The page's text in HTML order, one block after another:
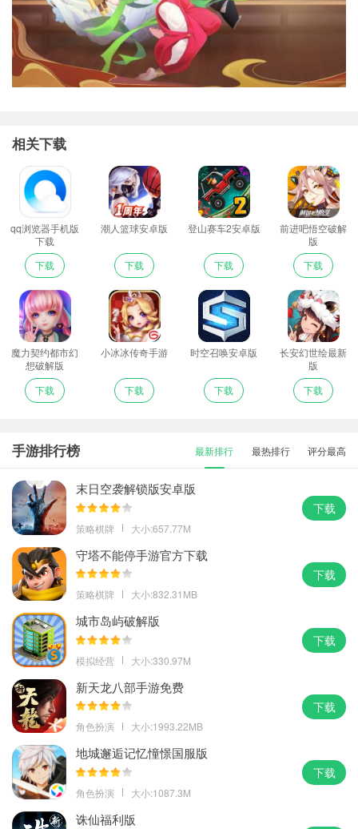
相关下载
qq浏览器手机版
下载
下载
潮人篮球安卓版
下载
登山赛车2安卓版
下载
前进吧悟空破解
版
下载
魔力契约都市幻
想破解版
下载
小冰冰传奇手游
下载
时空召唤安卓版
下载
长安幻世绘最新
版
下载
手游排行榜 最新排行 最热排行 评分最高
末日空袭解锁版安卓版
策略棋牌 大小:657.77M
下载
守塔不能停手游官方下载
策略棋牌 大小:832.31MB
下载
城市岛屿破解版
模拟经营 大小:330.97M
下载
新天龙八部手游免费
角色扮演 大小:1993.22MB
下载
地城邂逅记忆憧憬国服版
角色扮演 大小:1087.3M
下载
诛仙福利版